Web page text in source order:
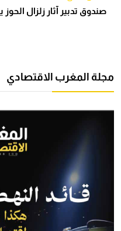
صندوق تدبير آثار زلزال
مجلة المغرب الاقتصادي